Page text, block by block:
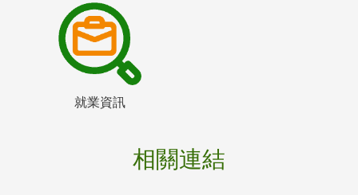
就業資訊
相關連結